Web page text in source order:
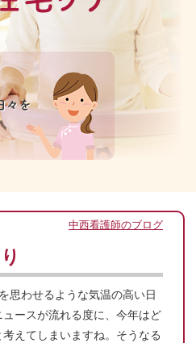
中西看護師のブログ
思わせるような気温の高い日
ースが流れる度に、今年はど
えてしまいますね。そうなる